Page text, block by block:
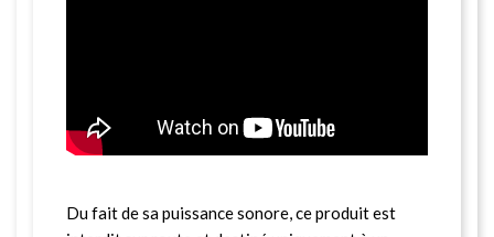
Du fait de sa puissance sonore, ce produit est